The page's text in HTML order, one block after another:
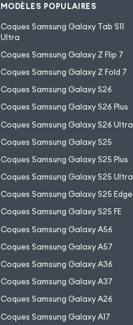
MODÈLES POPULAIRES
Coques Samsung Galaxy Tab S11
Ultra
Coques Samsung Galaxy Z Flip 7
Coques Samsung Galaxy Z Fold 7
Coques Samsung Galaxy S26
Coques Samsung Galaxy S26 Plus
Coques Samsung Galaxy S26 Ultra
Coques Samsung Galaxy S25
Coques Samsung Galaxy S25 Plus
Coques Samsung Galaxy S25 Ultra
Coques Samsung Galaxy S25 Edge
Coques Samsung Galaxy S25 FE
Coques Samsung Galaxy A56
Coques Samsung Galaxy A57
Coques Samsung Galaxy A36
Coques Samsung Galaxy A37
Coques Samsung Galaxy A26
Coques Samsung Galaxy A17